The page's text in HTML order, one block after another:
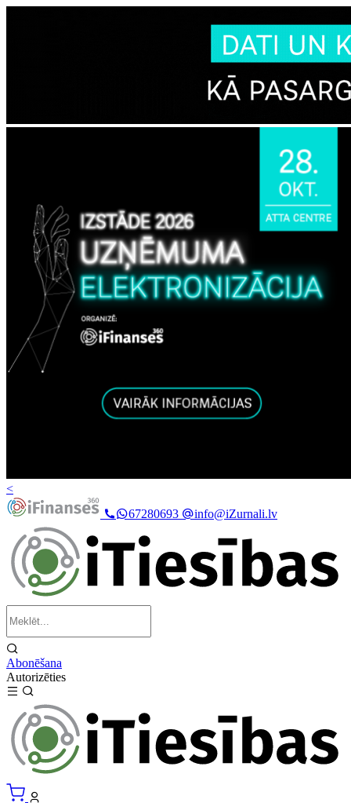
<
67280693
info@iZurnali.lv
Abonēšana
Autorizēties